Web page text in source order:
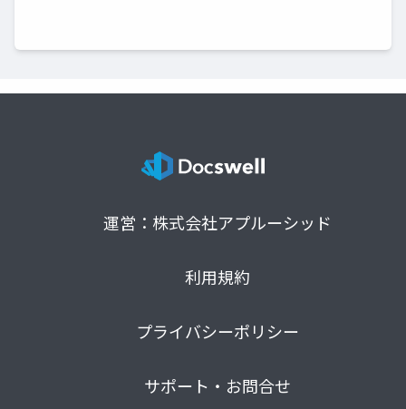
運営：株式会社アプルーシッド
利用規約
プライバシーポリシー
サポート・お問合せ